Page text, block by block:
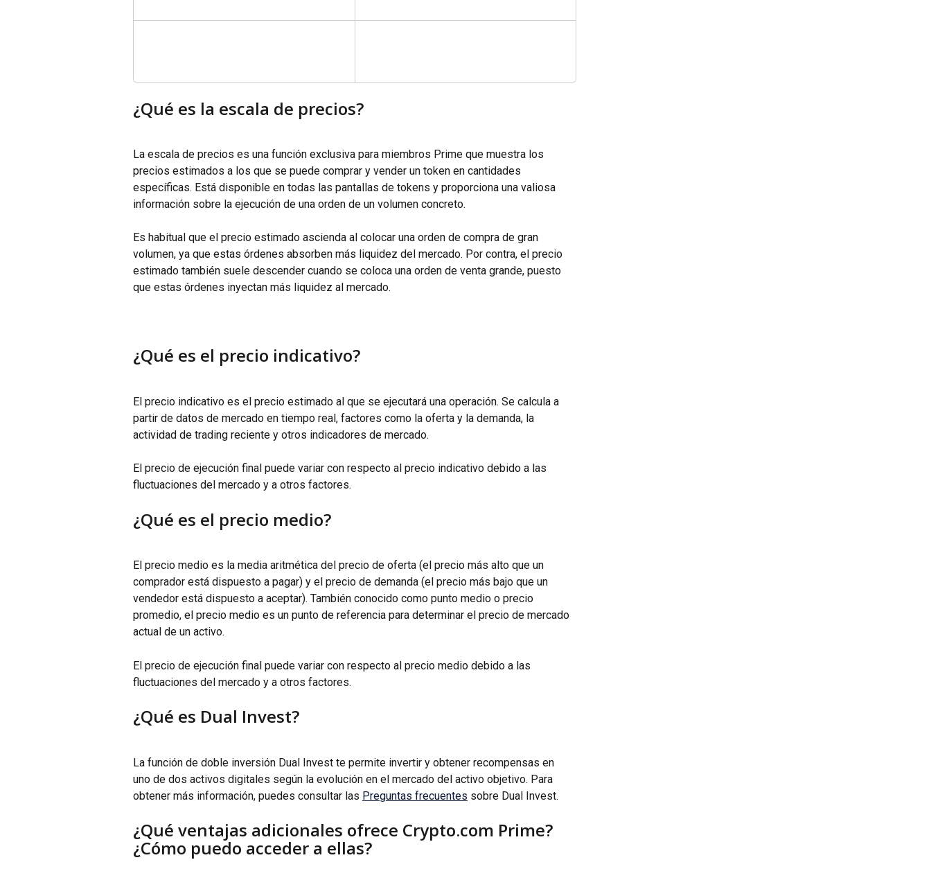
¿Qué es la escala de precios?
La escala de precios es una función exclusiva para miembros Prime que muestra los
precios estimados a los que se puede comprar y vender un token en cantidades
específicas. Está disponible en todas las pantallas de tokens y proporciona una valiosa
información sobre la ejecución de una orden de un volumen concreto.
Es habitual que el precio estimado ascienda al colocar una orden de compra de gran
volumen, ya que estas órdenes absorben más liquidez del mercado. Por contra, el precio
estimado también suele descender cuando se coloca una orden de venta grande, puesto
que estas órdenes inyectan más liquidez al mercado.
¿Qué es el precio indicativo?
El precio indicativo es el precio estimado al que se ejecutará una operación. Se calcula a
partir de datos de mercado en tiempo real, factores como la oferta y la demanda, la
actividad de trading reciente y otros indicadores de mercado.
El precio de ejecución final puede variar con respecto al precio indicativo debido a las
fluctuaciones del mercado y a otros factores.
¿Qué es el precio medio?
El precio medio es la media aritmética del precio de oferta (el precio más alto que un
comprador está dispuesto a pagar) y el precio de demanda (el precio más bajo que un
vendedor está dispuesto a aceptar). También conocido como punto medio o precio
promedio, el precio medio es un punto de referencia para determinar el precio de mercado
actual de un activo.
El precio de ejecución final puede variar con respecto al precio medio debido a las
fluctuaciones del mercado y a otros factores.
¿Qué es Dual Invest?
La función de doble inversión Dual Invest te permite invertir y obtener recompensas en
uno de dos activos digitales según la evolución en el mercado del activo objetivo. Para
obtener más información, puedes consultar las Preguntas frecuentes sobre Dual Invest.
¿Qué ventajas adicionales ofrece Crypto.com Prime?
¿Cómo puedo acceder a ellas?